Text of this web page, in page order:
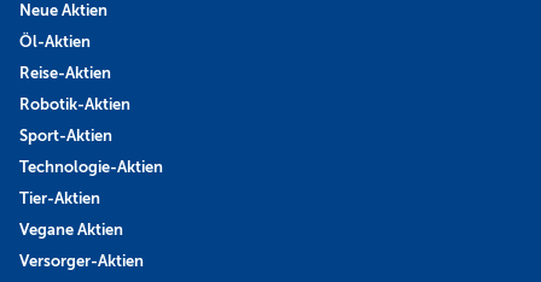
Neue Aktien
Öl-Aktien
Reise-Aktien
Robotik-Aktien
Sport-Aktien
Technologie-Aktien
Tier-Aktien
Vegane Aktien
Versorger-Aktien